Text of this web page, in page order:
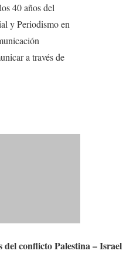
40 años del
y Periodismo en
a través de
conflicto Palestina – Israel